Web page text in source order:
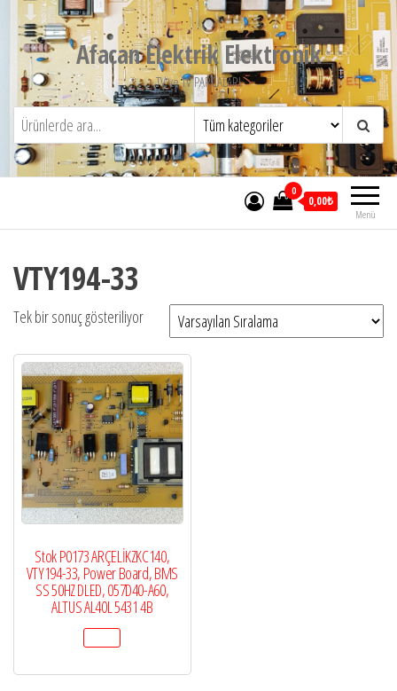
İçeriğe
Afacan Elektrik Elektronik
TV ve TV PARCALARI
Menü
0
0,00₺
VTY194-33
Tek bir sonuç gösteriliyor
Stok P0173 ARÇELİKZKC140,
VTY194-33, Power Board, BMS
SS 50HZ DLED, 057D40-A60,
ALTUS AL40L 5431 4B